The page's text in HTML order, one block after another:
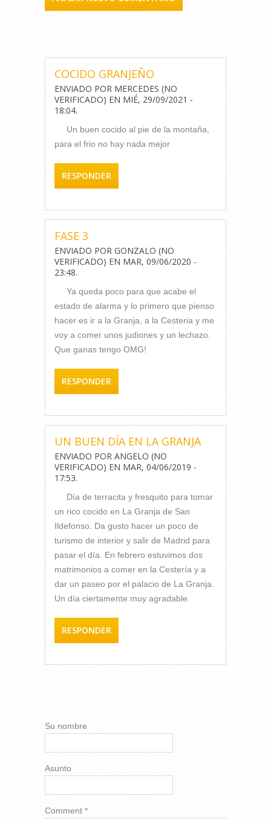
COCIDO GRANJEÑO
ENVIADO POR MERCEDES (NO
VERIFICADO) EN MIÉ, 29/09/2021 -
18:04.
Un buen cocido al pie de la montaña,
para el frio no hay nada mejor
RESPONDER
FASE 3
ENVIADO POR GONZALO (NO
VERIFICADO) EN MAR, 09/06/2020 -
23:48.
Ya queda poco para que acabe el
estado de alarma y lo primero que pienso
hacer es ir a la Granja, a la Cesteria y me
voy a comer unos judiones y un lechazo.
Que ganas tengo OMG!
RESPONDER
UN BUEN DÍA EN LA GRANJA
ENVIADO POR ANGELO (NO
VERIFICADO) EN MAR, 04/06/2019 -
17:53.
Día de terracita y fresquito para tomar
un rico cocido en La Granja de San
Ildefonso. Da gusto hacer un poco de
turismo de interior y salir de Madrid para
pasar el día. En febrero estuvimos dos
matrimonios a comer en la Cestería y a
dar un paseo por el palacio de La Granja.
Un día ciertamente muy agradable.
RESPONDER
Su nombre
Asunto
Comment *